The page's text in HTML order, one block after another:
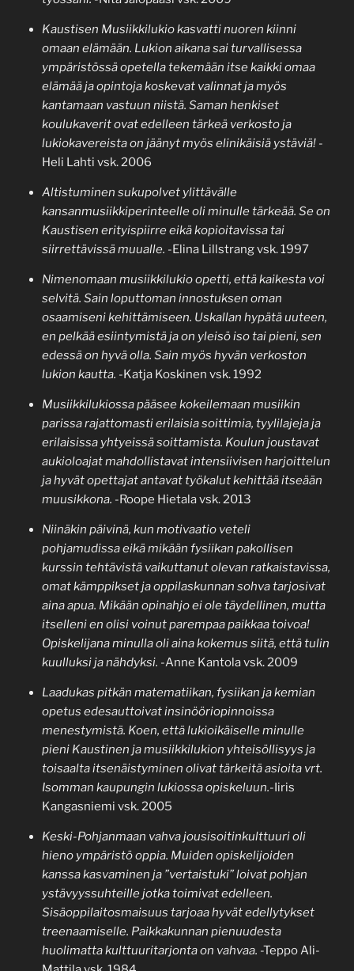
Kaustisen Musiikkilukio kasvatti nuoren kiinni
omaan elämään. Lukion aikana sai turvallisessa
ympäristössä opetella tekemään itse kaikki omaa
elämää ja opintoja koskevat valinnat ja myös
kantamaan vastuun niistä. Saman henkiset
koulukaverit ovat edelleen tärkeä verkosto ja
lukiokavereista on jäänyt myös elinikäisiä ystäviä!-
Heli Lahti vsk. 2006
Altistuminen sukupolvet ylittävälle
kansanmusiikkiperinteelle oli minulle tärkeää. Se on
Kaustisen erityispiirre eikä kopioitavissa tai
siirrettävissä muualle. -Elina Lillstrang vsk. 1997
Nimenomaan musiikkilukio opetti, että kaikesta voi
selvitä. Sain loputtoman innostuksen oman
osaamiseni kehittämiseen. Uskallan hypätä uuteen,
en pelkää esiintymistä ja on yleisö iso tai pieni, sen
edessä on hyvä olla. Sain myös hyvän verkoston
lukion kautta. -Katja Koskinen vsk. 1992
Musiikkilukiossa pääsee kokeilemaan musiikin
parissa rajattomasti erilaisia soittimia, tyylilajeja ja
erilaisissa yhtyeissä soittamista. Koulun joustavat
aukioloajat mahdollistavat intensiivisen harjoittelun
ja hyvät opettajat antavat työkalut kehittää itseään
muusikkona. -Roope Hietala vsk. 2013
Niinäkin päivinä, kun motivaatio veteli
pohjamudissa eikä mikään fysiikan pakollisen
kurssin tehtävistä vaikuttanut olevan ratkaistavissa,
omat kämppikset ja oppilaskunnan sohva tarjosivat
aina apua. Mikään opinahjo ei ole täydellinen, mutta
itselleni en olisi voinut parempaa paikkaa toivoa!
Opiskelijana minulla oli aina kokemus siitä, että tulin
kuulluksi ja nähdyksi. -Anne Kantola vsk. 2009
Laadukas pitkän matematiikan, fysiikan ja kemian
opetus edesauttoivat insinööriopinnoissa
menestymistä. Koen, että lukioikäiselle minulle
pieni Kaustinen ja musiikkilukion yhteisöllisyys ja
toisaalta itsenäistyminen olivat tärkeitä asioita vrt.
Isomman kaupungin lukiossa opiskeluun.-Iiris
Kangasniemi vsk. 2005
Keski-Pohjanmaan vahva jousisoitinkulttuuri oli
hieno ympäristö oppia. Muiden opiskelijoiden
kanssa kasvaminen ja ”vertaistuki” loivat pohjan
ystävyyssuhteille jotka toimivat edelleen.
Sisäoppilaitosmaisuus tarjoaa hyvät edellytykset
treenaamiselle. Paikkakunnan pienuudesta
huolimatta kulttuuritarjonta on vahvaa. -Teppo Ali-